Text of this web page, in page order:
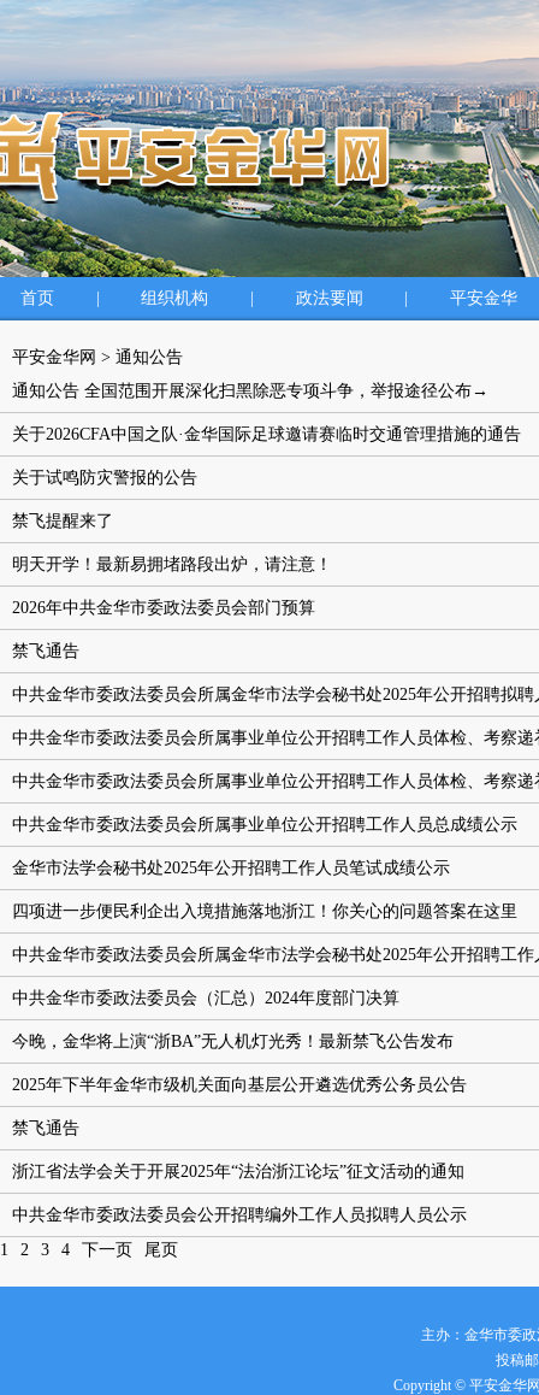
首页 组织机构 政法要闻 平安金华
平安金华网 > 通知公告
通知公告 全国范围开展深化扫黑除恶专项斗争，举报途径公布→
关于2026CFA中国之队·金华国际足球邀请赛临时交通管理措施的通告
关于试鸣防灾警报的公告
禁飞提醒来了
明天开学！最新易拥堵路段出炉，请注意！
2026年中共金华市委政法委员会部门预算
禁飞通告
中共金华市委政法委员会所属金华市法学会秘书处2025年公开招聘拟聘
中共金华市委政法委员会所属事业单位公开招聘工作人员体检、考察递
中共金华市委政法委员会所属事业单位公开招聘工作人员体检、考察递
中共金华市委政法委员会所属事业单位公开招聘工作人员总成绩公示
金华市法学会秘书处2025年公开招聘工作人员笔试成绩公示
四项进一步便民利企出入境措施落地浙江！你关心的问题答案在这里
中共金华市委政法委员会所属金华市法学会秘书处2025年公开招聘工作
中共金华市委政法委员会（汇总）2024年度部门决算
今晚，金华将上演“浙BA”无人机灯光秀！最新禁飞公告发布
2025年下半年金华市级机关面向基层公开遴选优秀公务员公告
禁飞通告
浙江省法学会关于开展2025年“法治浙江论坛”征文活动的通知
中共金华市委政法委员会公开招聘编外工作人员拟聘人员公示
1
2 3 4 下一页 尾页
主办：金华市委
投稿
Copyright © 平安金华